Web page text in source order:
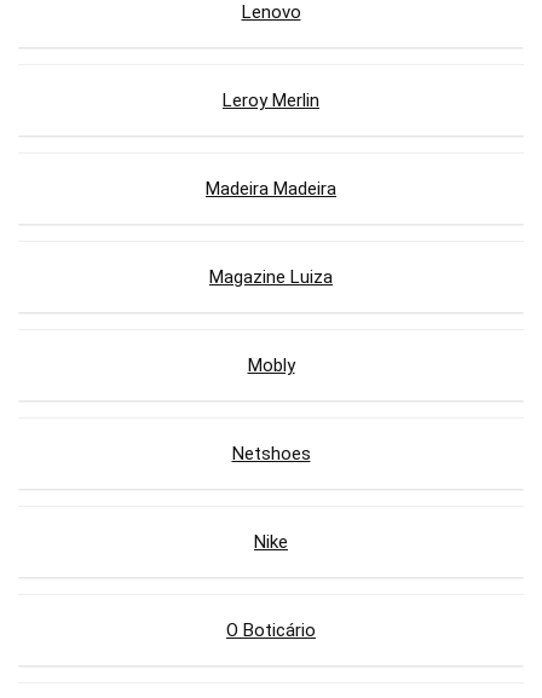
Lenovo
Leroy Merlin
Madeira Madeira
Magazine Luiza
Mobly
Netshoes
Nike
O Boticário